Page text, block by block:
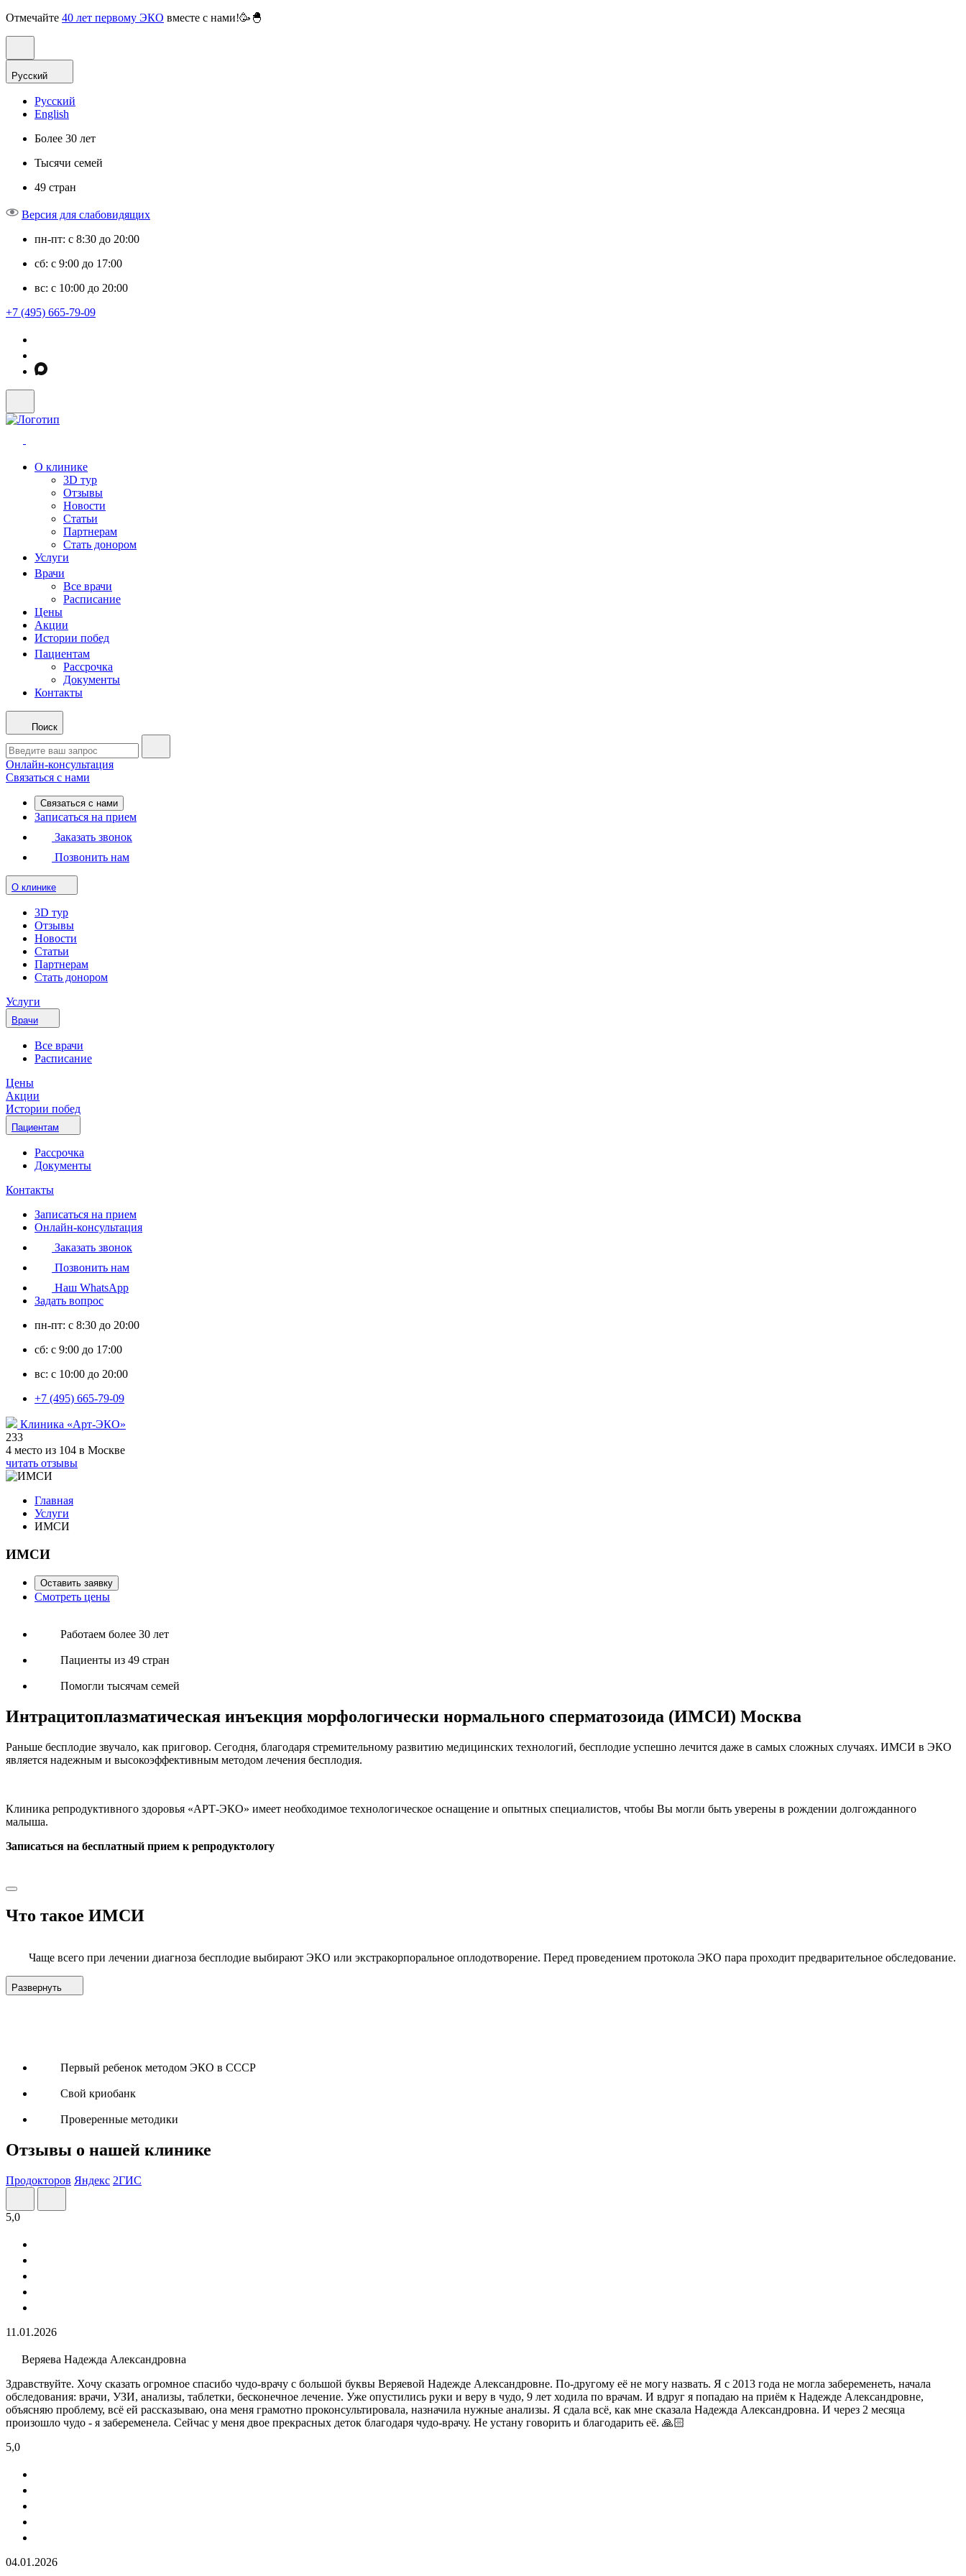
Отмечайте 40 лет первому ЭКО вместе с нами!🥳🐣
Русский
Русский
English
Более 30 лет
Тысячи семей
49 стран
Версия для слабовидящих
пн-пт: с 8:30 до 20:00
сб: с 9:00 до 17:00
вс: с 10:00 до 20:00
+7 (495) 665-79-09
О клинике
3D тур
Отзывы
Новости
Статьи
Партнерам
Стать донором
Услуги
Врачи
Все врачи
Расписание
Цены
Акции
Истории побед
Пациентам
Рассрочка
Документы
Контакты
Поиск
Онлайн-консультация
Связаться с нами
Связаться с нами
Записаться на прием
Заказать звонок
Позвонить нам
О клинике
3D тур
Отзывы
Новости
Статьи
Партнерам
Стать донором
Услуги
Врачи
Все врачи
Расписание
Цены
Акции
Истории побед
Пациентам
Рассрочка
Документы
Контакты
Записаться на прием
Онлайн-консультация
Заказать звонок
Позвонить нам
Наш WhatsApp
Задать вопрос
пн-пт: с 8:30 до 20:00
сб: с 9:00 до 17:00
вс: с 10:00 до 20:00
+7 (495) 665-79-09
Клиника «Арт-ЭКО»
233
4 место из 104 в Москве
читать отзывы
Главная
Услуги
ИМСИ
ИМСИ
Оставить заявку
Смотреть цены
Работаем более 30 лет
Пациенты из 49 стран
Помогли тысячам семей
Интрацитоплазматическая инъекция морфологически нормального сперматозоида (ИМСИ) Москва
Раньше бесплодие звучало, как приговор. Сегодня, благодаря стремительному развитию медицинских технологий, бесплодие успешно лечится даже в самых сложных случаях. ИМСИ в ЭКО
является надежным и высокоэффективным методом лечения бесплодия.
Клиника репродуктивного здоровья «АРТ-ЭКО» имеет необходимое технологическое оснащение и опытных специалистов, чтобы Вы могли быть уверены в рождении долгожданного
малыша.
Записаться на бесплатный прием к репродуктологу
Что такое ИМСИ
Чаще всего при лечении диагноза бесплодие выбирают ЭКО или экстракорпоральное оплодотворение. Перед проведением протокола ЭКО пара проходит предварительное обследование.
Развернуть
Первый ребенок методом ЭКО в СССР
Свой криобанк
Проверенные методики
Отзывы о нашей клинике
Продокторов Яндекс 2ГИС
5,0
11.01.2026
Веряева Надежда Александровна
Здравствуйте. Хочу сказать огромное спасибо чудо-врачу с большой буквы Веряевой Надежде Александровне. По-другому её не могу назвать. Я с 2013 года не могла забеременеть, начала
обследования: врачи, УЗИ​, анализы​, таблетки, бесконечное лечение. Уже опустились руки и веру в чудо, 9 лет ходила по врачам. И вдруг я попадаю на приём к Надежде Александровне,
объясняю проблему, всё ей рассказываю, она меня грамотно проконсультировала, назначила нужные анализы. Я сдала всё, как мне сказала Надежда Александровна. И через 2 месяца
произошло чудо - я забеременела. Сейчас у меня двое прекрасных деток благодаря чудо-врачу. Не устану говорить и благодарить её. 🙏🏻
5,0
04.01.2026